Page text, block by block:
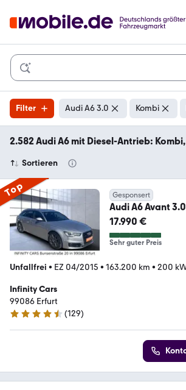
Filter Audi A6 3.0 Kombi
2.582 Audi A6 mit Diesel-Antrieb:
Sortieren
Top Gesponsert
Audi A6 Avant
line Sport/Plus
17.990 €
Sehr guter Preis
Unfallfrei • EZ 04/2015 • 163.200 km • 200
Infinity Cars
99086 Erfurt
4.3 Sterne
(129)